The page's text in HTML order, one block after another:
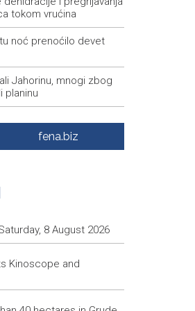
tokom vrućina
noć prenoćilo devet
Jahorinu, mnogi zbog
planinu
vatrogasci i dalje na
BiH, u Mostaru 29
fena.biz
8 August 2026
Kinoscope and